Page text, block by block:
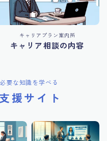
キャリアプラン案内所
キャリア相談の内容
要な知識を学べる
援サイト